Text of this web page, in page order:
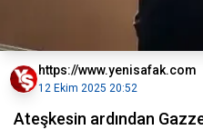
https://www.yenisafak.com
12 Ekim 2025 20:52
Ateşkesin ardından